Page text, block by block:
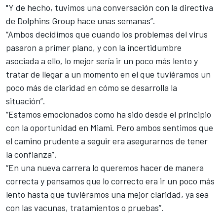
"Y de hecho, tuvimos una conversación con la directiva
de Dolphins Group hace unas semanas”.
“Ambos decidimos que cuando los problemas del virus
pasaron a primer plano, y con la incertidumbre
asociada a ello, lo mejor sería ir un poco más lento y
tratar de llegar a un momento en el que tuviéramos un
poco más de claridad en cómo se desarrolla la
situación”.
“Estamos emocionados como ha sido desde el principio
con la oportunidad en Miami. Pero ambos sentimos que
el camino prudente a seguir era asegurarnos de tener
la confianza”.
“En una nueva carrera lo queremos hacer de manera
correcta y pensamos que lo correcto era ir un poco más
lento hasta que tuviéramos una mejor claridad, ya sea
con las vacunas, tratamientos o pruebas”.